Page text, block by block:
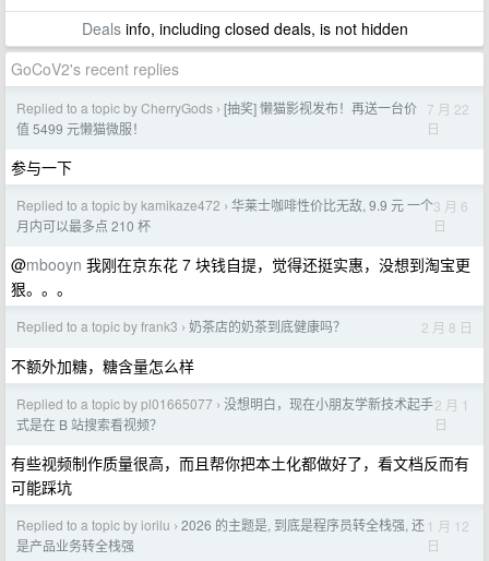
Dealsinfo, including closed deals, is not hidden
GoCoV2's recent replies
Replied to a topic by CherryGods › [抽奖] 懒猫影视发布！再送一台价
值 5499 元懒猫微服！
7 月 22
日
参与一下
Replied to a topic by kamikaze472 › 华莱士咖啡性价比无敌, 9.9 元 一个
月内可以最多点 210 杯
3 月 6
日
@mbooyn 我刚在京东花 7 块钱自提，觉得还挺实惠，没想到淘宝更
狠。。。
Replied to a topic by frank3 › 奶茶店的奶茶到底健康吗？ 2 月 8 日
不额外加糖，糖含量怎么样
Replied to a topic by pl01665077 › 没想明白，现在小朋友学新技术起手
式是在 B 站搜索看视频？
2 月 1
日
有些视频制作质量很高，而且帮你把本土化都做好了，看文档反而有
可能踩坑
Replied to a topic by iorilu › 2026 的主题是, 到底是程序员转全栈强, 还
是产品业务转全栈强
1 月 12
日